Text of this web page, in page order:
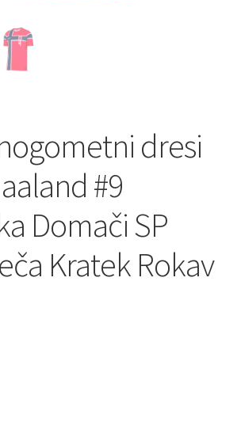
dresi
#9
Domači SP
Kratek Rokav